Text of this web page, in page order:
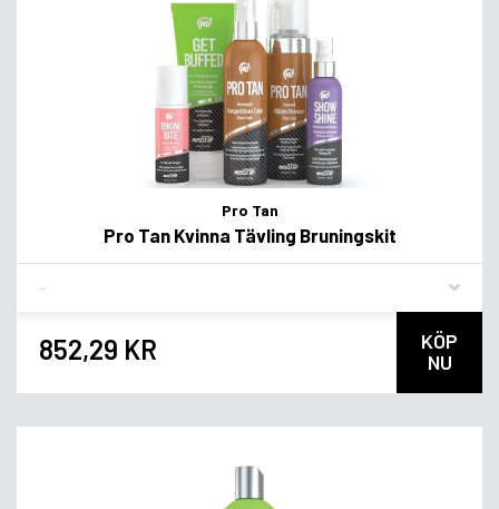
Pro Tan
Pro Tan Kvinna Tävling Bruningskit
852,29 KR
KÖP
NU